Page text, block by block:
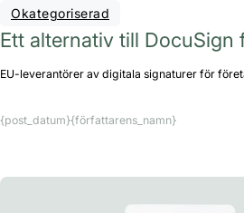
Okategoriserad
Ett alternativ till DocuSign
EU-leverantörer av digitala signaturer för
{post_datum}{författarens_namn}